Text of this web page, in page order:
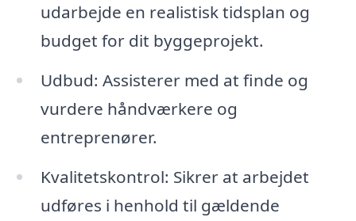
udarbejde en realistisk tidsplan og
budget for dit byggeprojekt.
Udbud: Assisterer med at finde og
vurdere håndværkere og
entreprenører.
Kvalitetskontrol: Sikrer at arbejdet
udføres i henhold til gældende